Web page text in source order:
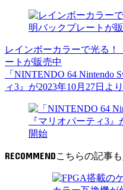
レインボーカラーで光る
ートが販売中
「NINTENDO 64 Nintendo
ィ3』が2023年10月27日よ
RECOMMEND